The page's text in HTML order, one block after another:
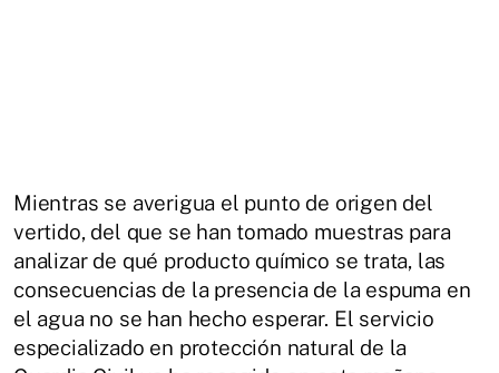
Mientras se averigua el punto de origen del
vertido, del que se han tomado muestras para
analizar de qué producto químico se trata, las
consecuencias de la presencia de la espuma en
el agua no se han hecho esperar. El servicio
especializado en protección natural de la